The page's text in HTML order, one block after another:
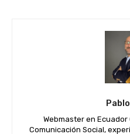
Webmaster en
Comunicación Social,